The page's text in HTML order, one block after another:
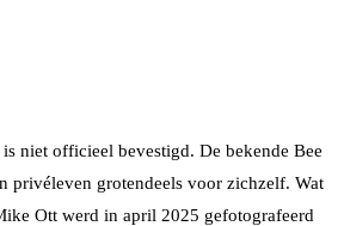
niet officieel bevestigd. De bekende Bee
privéleven grotendeels voor zichzelf. Wat
Ott werd in april 2025 gefotografeerd